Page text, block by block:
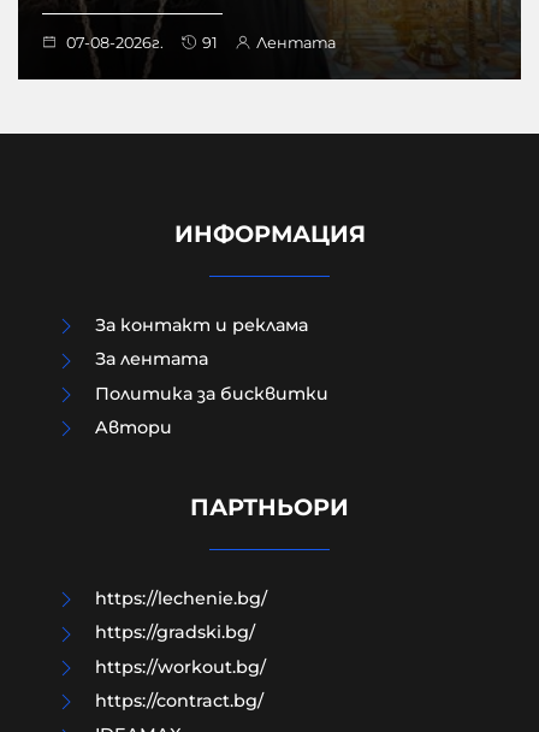
07-08-2026г. 91 Лентата
Шведски депутат от лява
партия възхвали затворен
мъчениците от ал-Акса
ИНФОРМАЦИЯ
За контакт и реклама
За лентата
Политика за бисквитки
Aвтори
ПАРТНЬОРИ
https://lechenie.bg/
https://gradski.bg/
https://workout.bg/
https://contract.bg/